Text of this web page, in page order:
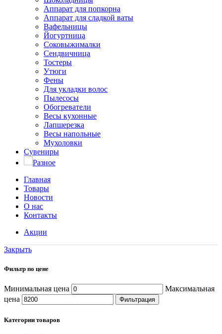
Аппарат для попкорна
Аппарат для сладкой ваты
Вафельницы
Йогуртница
Соковыжималки
Сендвичница
Тостеры
Утюги
Фены
Для укладки волос
Пылесосы
Обогреватели
Весы кухонные
Лапшерезка
Весы напольные
Мухоловки
Сувениры
Разное
Главная
Товары
Новости
О нас
Контакты
Акции
Закрыть
Фильтр по цене
Минимальная цена
Максимальная
цена
Фильтрация
Категории товаров